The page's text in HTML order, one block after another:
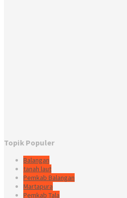
Topik Populer
Balangan
tanah laut
Pemkab Balangan
Martapura
Pemkab Tala